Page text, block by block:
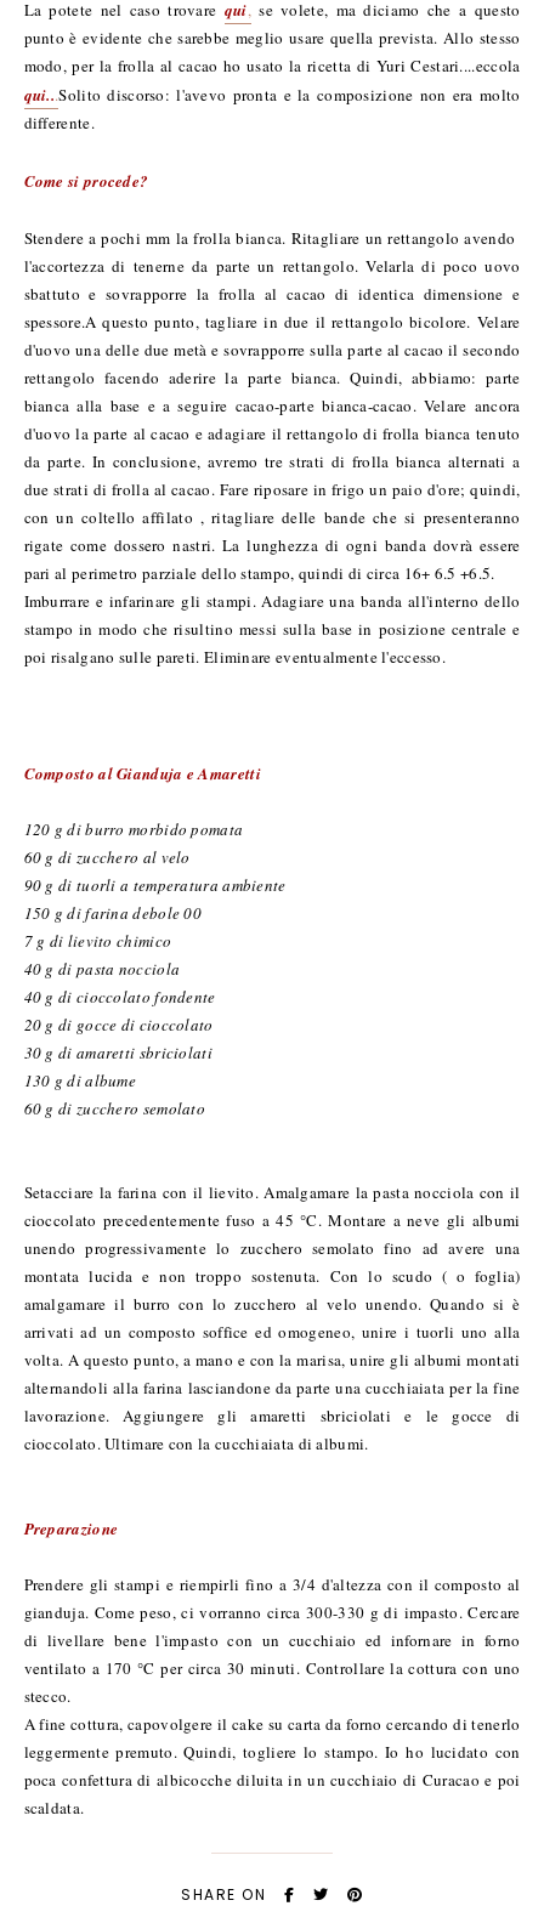
La potete nel caso trovare qui, se volete, ma diciamo che a questo
punto è evidente che sarebbe meglio usare quella prevista. Allo stesso
modo, per la frolla al cacao ho usato la ricetta di Yuri Cestari....eccola
qui...Solito discorso: l'avevo pronta e la composizione non era molto
differente.
Come si procede?
Stendere a pochi mm la frolla bianca. Ritagliare un rettangolo avendo
l'accortezza di tenerne da parte un rettangolo. Velarla di poco uovo
sbattuto e sovrapporre la frolla al cacao di identica dimensione e
spessore.A questo punto, tagliare in due il rettangolo bicolore. Velare
d'uovo una delle due metà e sovrapporre sulla parte al cacao il secondo
rettangolo facendo aderire la parte bianca. Quindi, abbiamo: parte
bianca alla base e a seguire cacao-parte bianca-cacao. Velare ancora
d'uovo la parte al cacao e adagiare il rettangolo di frolla bianca tenuto
da parte. In conclusione, avremo tre strati di frolla bianca alternati a
due strati di frolla al cacao. Fare riposare in frigo un paio d'ore; quindi,
con un coltello affilato , ritagliare delle bande che si presenteranno
rigate come dossero nastri. La lunghezza di ogni banda dovrà essere
pari al perimetro parziale dello stampo, quindi di circa 16+ 6.5 +6.5.
Imburrare e infarinare gli stampi. Adagiare una banda all'interno dello
stampo in modo che risultino messi sulla base in posizione centrale e
poi risalgano sulle pareti. Eliminare eventualmente l'eccesso.
Composto al Gianduja e Amaretti
120 g di burro morbido pomata
60 g di zucchero al velo
90 g di tuorli a temperatura ambiente
150 g di farina debole 00
7 g di lievito chimico
40 g di pasta nocciola
40 g di cioccolato fondente
20 g di gocce di cioccolato
30 g di amaretti sbriciolati
130 g di albume
60 g di zucchero semolato
Setacciare la farina con il lievito. Amalgamare la pasta nocciola con il
cioccolato precedentemente fuso a 45 °C. Montare a neve gli albumi
unendo progressivamente lo zucchero semolato fino ad avere una
montata lucida e non troppo sostenuta. Con lo scudo ( o foglia)
amalgamare il burro con lo zucchero al velo unendo. Quando si è
arrivati ad un composto soffice ed omogeneo, unire i tuorli uno alla
volta. A questo punto, a mano e con la marisa, unire gli albumi montati
alternandoli alla farina lasciandone da parte una cucchiaiata per la fine
lavorazione. Aggiungere gli amaretti sbriciolati e le gocce di
cioccolato. Ultimare con la cucchiaiata di albumi.
Preparazione
Prendere gli stampi e riempirli fino a 3/4 d'altezza con il composto al
gianduja. Come peso, ci vorranno circa 300-330 g di impasto. Cercare
di livellare bene l'impasto con un cucchiaio ed infornare in forno
ventilato a 170 °C per circa 30 minuti. Controllare la cottura con uno
stecco.
A fine cottura, capovolgere il cake su carta da forno cercando di tenerlo
leggermente premuto. Quindi, togliere lo stampo. Io ho lucidato con
poca confettura di albicocche diluita in un cucchiaio di Curacao e poi
scaldata.
SHARE ON